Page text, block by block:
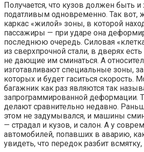
Получается, что кузов должен быть
податливым одновременно. Так вот,
каркас «жилой» зоны, в которой
пассажиры — при ударе она
последнюю очередь. Силовая
из сверхпрочной стали, в дверях
не дающие им сминаться. А
изготавливают специальные зоны,
которых и будет гаситься скорость.
багажник как раз являются так
запрограммированной деформации.
делают сравнительно недавно.
этом не задумывался, и машины
— страдал и кузов, и салон. А у
автомобилей, попавших в аварию,
увидеть, что передок разбит всмятку,